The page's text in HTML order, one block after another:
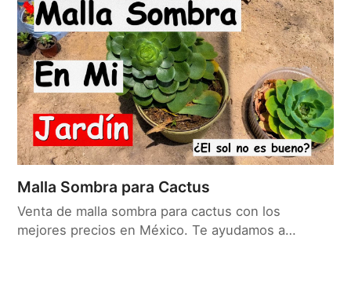
Malla Sombra para Cactus
Venta de malla sombra para cactus con los
mejores precios en México. Te ayudamos a…